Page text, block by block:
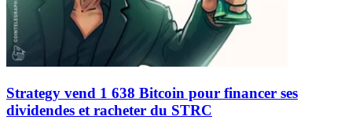
Strategy vend 1 638 Bitcoin pour financer ses
dividendes et racheter du STRC